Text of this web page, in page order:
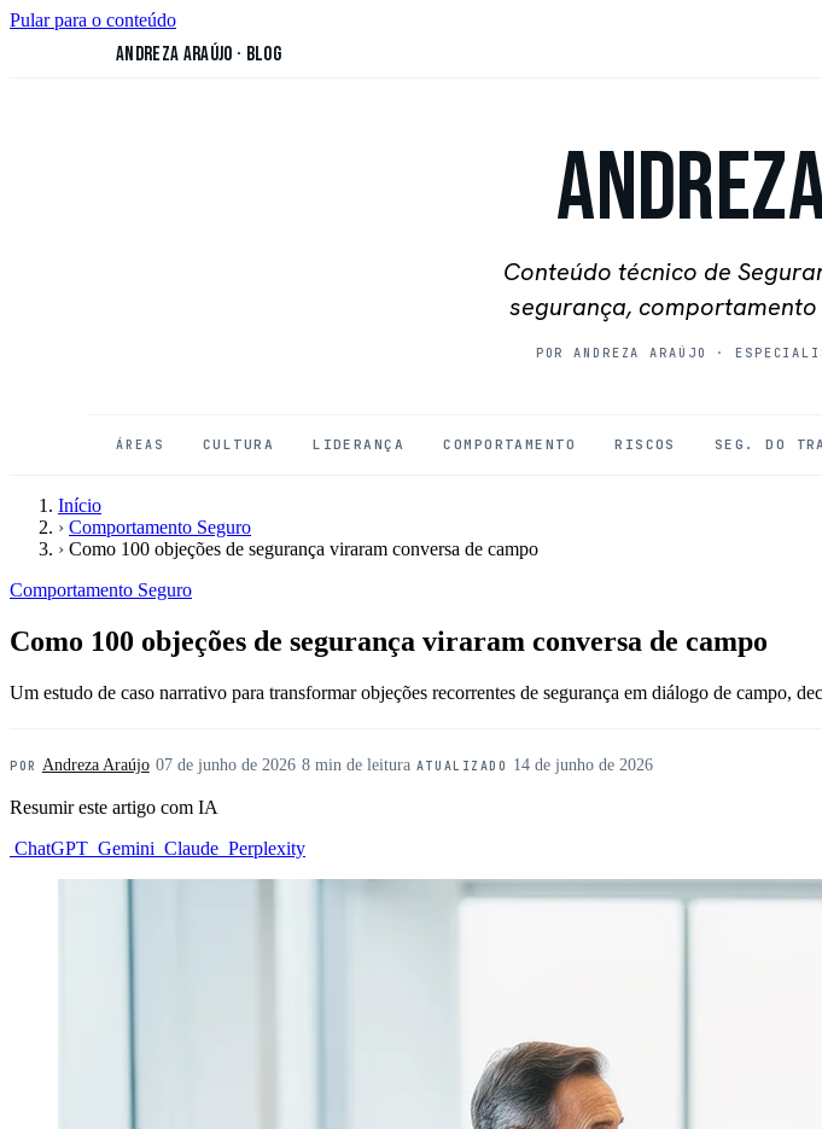
Pular para o conteúdo
Andreza Araújo · Blog
Conteúdo técnico de
segurança,
POR ANDREZA ARAÚJO ·
ÁREAS CULTURA LIDERANÇA COMPORTAMENTO RISCOS SEG. DO
Início
› Comportamento Seguro
› Como 100 objeções de segurança viraram conversa de campo
Comportamento Seguro
Como 100 objeções de segurança viraram conversa de campo
Um estudo de caso narrativo para transformar objeções recorrentes de segurança em diálogo de campo,
POR Andreza Araújo· 07 de junho de 2026· 8 min de leitura· ATUALIZADO 14 de junho de 2026
Resumir este artigo com IA
ChatGPT Gemini Claude Perplexity